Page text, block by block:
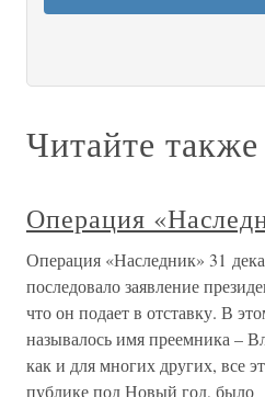
Читайте также
Операция
Операция «Наследник» 31
последовало заявление
что он подает в отставку. В
называлось имя преемника –
как и для многих других, все
публике под Новый год, было